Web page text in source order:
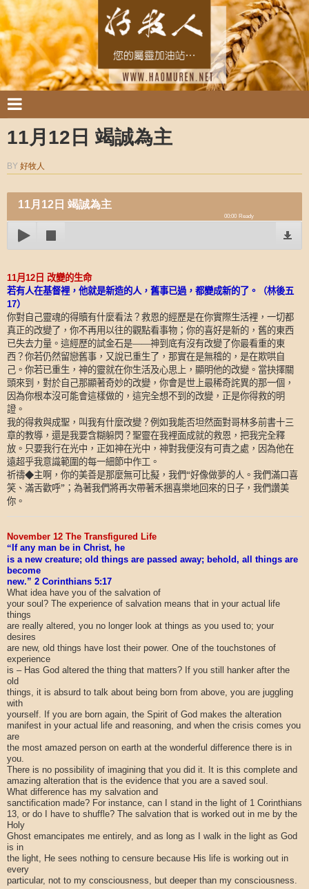
11月12日 竭誠為主
BY 好牧人
11月12日 竭誠為主
00:00 Ready
11月 12 日 改變的生命
若有人在基督裡，他就是新造的人，舊事已過，都變成新的了。（林後五
17）
你對自己靈魂的得贖有什麼看法？救恩的經歷是在你實際生活裡，一切都
真正的改變了，你不再用以往的觀點看事物；你的喜好是新的，舊的東西
已失去力量。這經歷的試金石是——神到底有沒有改變了你最看重的東
西？你若仍然留戀舊事，又說已重生了，那實在是無稽的，是在欺哄自
己。你若已重生，神的靈就在你生活及心思上，顯明他的改變。當抉擇關
頭來到，對於自己那顯著奇妙的改變，你會是世上最稀奇詫異的那一個，
因為你根本沒可能會這樣做的，這完全想不到的改變，正是你得救的明
證。
我的得救與成聖，叫我有什麼改變？例如我能否坦然面對哥林多前書十三
章的教導，還是我要含糊躲閃？聖靈在我裡面成就的救恩，把我完全釋
放。只要我行在光中，正如神在光中，神對我便沒有可責之處，因為他在
遠超乎我意識範圍的每一細節中作工。
祈禱◆主啊，你的美善是那麼無可比擬，我們“好像做夢的人。我們滿口喜
笑、滿舌歡呼”；為著我們將再次帶著禾捆喜樂地回來的日子，我們讚美
你。
November 12 The Transfigured Life
“ If any man be in Christ, he
is a new creature; old things are passed away; behold, all things are
become
new.” 2 Corinthians 5:17
What idea have you of the salvation of
your soul? The experience of salvation means that in your actual life
things
are really altered, you no longer look at things as you used to; your
desires
are new, old things have lost their power. One of the touchstones of
experience
is – Has God altered the thing that matters? If you still hanker after the
old
things, it is absurd to talk about being born from above, you are juggling
with
yourself. If you are born again, the Spirit of God makes the alteration
manifest in your actual life and reasoning, and when the crisis comes you
are
the most amazed person on earth at the wonderful difference there is in
you.
There is no possibility of imagining that you did it. It is this complete and
amazing alteration that is the evidence that you are a saved soul.
What difference has my salvation and
sanctification made? For instance, can I stand in the light of 1 Corinthians
13, or do I have to shuffle? The salvation that is worked out in me by the
Holy
Ghost emancipates me entirely, and as long as I walk in the light as God
is in
the light, He sees nothing to censure because His life is working out in
every
particular, not to my consciousness, but deeper than my consciousness.